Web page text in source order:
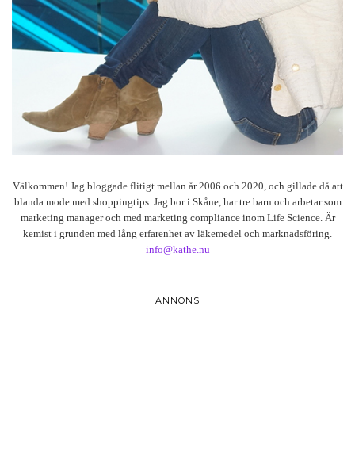
Välkommen! Jag bloggade flitigt mellan år 2006 och 2020, och gillade då att
blanda mode med shoppingtips. Jag bor i Skåne, har tre barn och arbetar som
marketing manager och med marketing compliance inom Life Science. Är
kemist i grunden med lång erfarenhet av läkemedel och marknadsföring.
info@kathe.nu
ANNONS